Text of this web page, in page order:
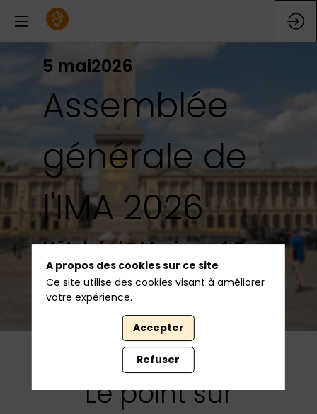
5 mai2026
Assemblée
générale de
l'IMA 2026
Hôtel de la Marine - 4 Rue
Royale - Paris 8e
INSCRIPTION
Le point sur
A propos des cookies sur ce site
Ce site utilise des cookies visant à améliorer
votre expérience.
Accepter
Refuser